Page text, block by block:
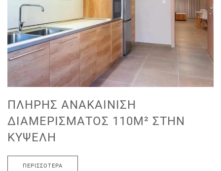
ΠΛΉΡΗΣ ΑΝΑΚΑΊΝΙΣΗ
ΔΙΑΜΕΡΊΣΜΑΤΟΣ 110M² ΣΤΗΝ
ΚΥΨΈΛΗ
ΠΕΡΙΣΣΌΤΕΡΑ